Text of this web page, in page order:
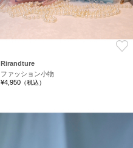
Rirandture
ファッション小物
¥4,950 （税込）